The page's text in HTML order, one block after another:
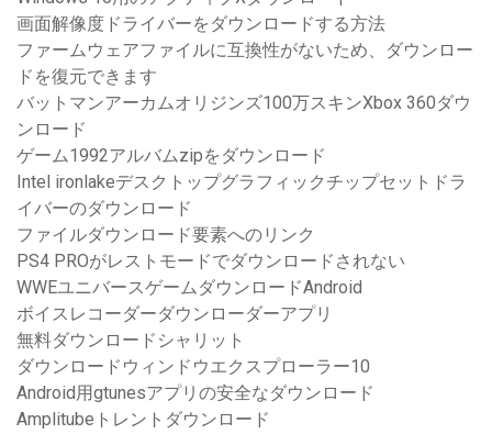
画面解像度ドライバーをダウンロードする方法
ファームウェアファイルに互換性がないため、ダウンロー
ドを復元できます
バットマンアーカムオリジンズ100万スキンXbox 360ダウ
ンロード
ゲーム1992アルバムzipをダウンロード
Intel ironlakeデスクトップグラフィックチップセットドラ
イバーのダウンロード
ファイルダウンロード要素へのリンク
PS4 PROがレストモードでダウンロードされない
WWEユニバースゲームダウンロードAndroid
ボイスレコーダーダウンローダーアプリ
無料ダウンロードシャリット
ダウンロードウィンドウエクスプローラー10
Android用gtunesアプリの安全なダウンロード
Amplitubeトレントダウンロード